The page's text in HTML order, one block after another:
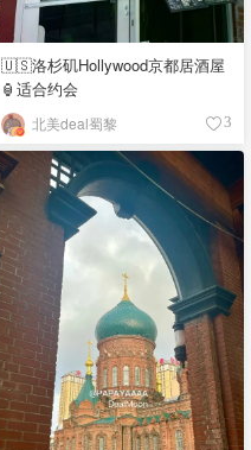
🇺🇸洛杉矶Hollywood京都居酒屋
🏮适合约会
北美deal蜀黎 3